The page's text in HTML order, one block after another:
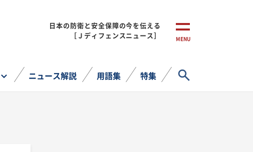
日本の防衛と安全保障の今を伝える
［Ｊディフェンスニュース］
MENU
ニュース解説 用語集 特集